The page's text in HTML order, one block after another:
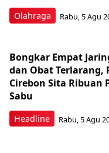
Olahraga Rabu, 5 Agu
Headline
Bongkar Empat
dan Obat Terlarang,
Cirebon Sita Ribuan
Sabu
Rabu, 5 Agu